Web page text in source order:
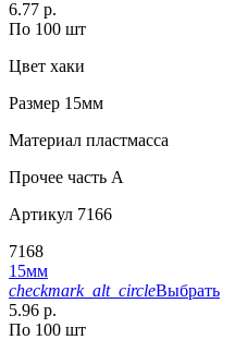
6.77 р.
По 100 шт
Цвет хаки
Размер 15мм
Материал пластмасса
Прочее часть A
Артикул 7166
7168
15мм
checkmark_alt_circleВыбрать
5.96 р.
По 100 шт